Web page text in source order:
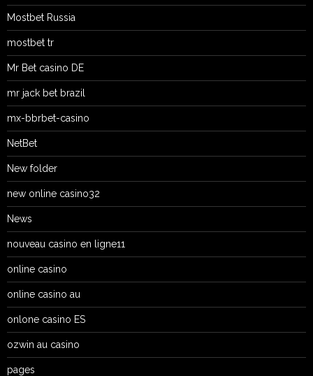
Mostbet Russia
mostbet tr
Mr Bet casino DE
mr jack bet brazil
mx-bbrbet-casino
NetBet
New folder
new online casino32
News
nouveau casino en ligne11
online casino
online casino au
onlone casino ES
ozwin au casino
pages